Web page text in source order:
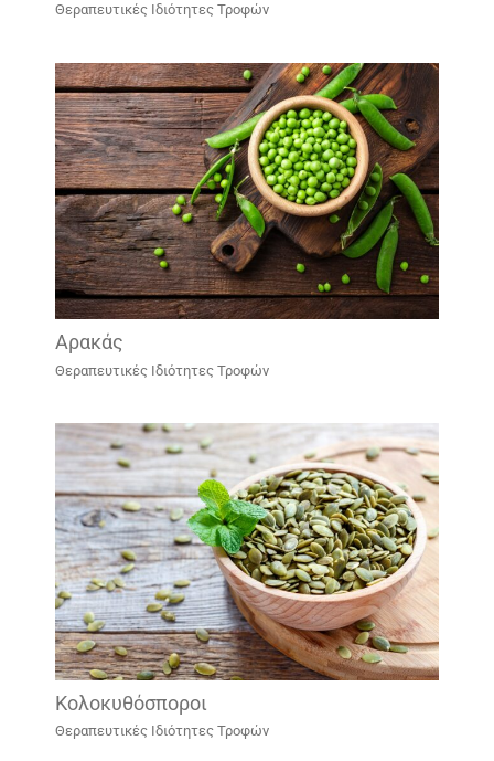
Θεραπευτικές Ιδιότητες Τροφών
Αρακάς
Θεραπευτικές Ιδιότητες Τροφών
Κολοκυθόσποροι
Θεραπευτικές Ιδιότητες Τροφών